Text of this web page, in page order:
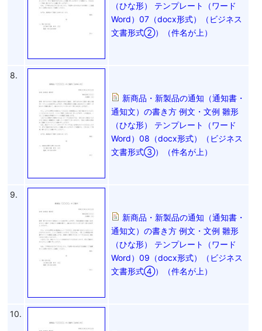
（ひな形） テンプレート（ワード
Word）07（docx形式）（ビジネス
文書形式②）（件名が上）
8.
新商品・新製品の通知（通知書・
通知文）の書き方 例文・文例 雛形
（ひな形） テンプレート（ワード
Word）08（docx形式）（ビジネス
文書形式③）（件名が上）
9.
新商品・新製品の通知（通知書・
通知文）の書き方 例文・文例 雛形
（ひな形） テンプレート（ワード
Word）09（docx形式）（ビジネス
文書形式④）（件名が上）
10.